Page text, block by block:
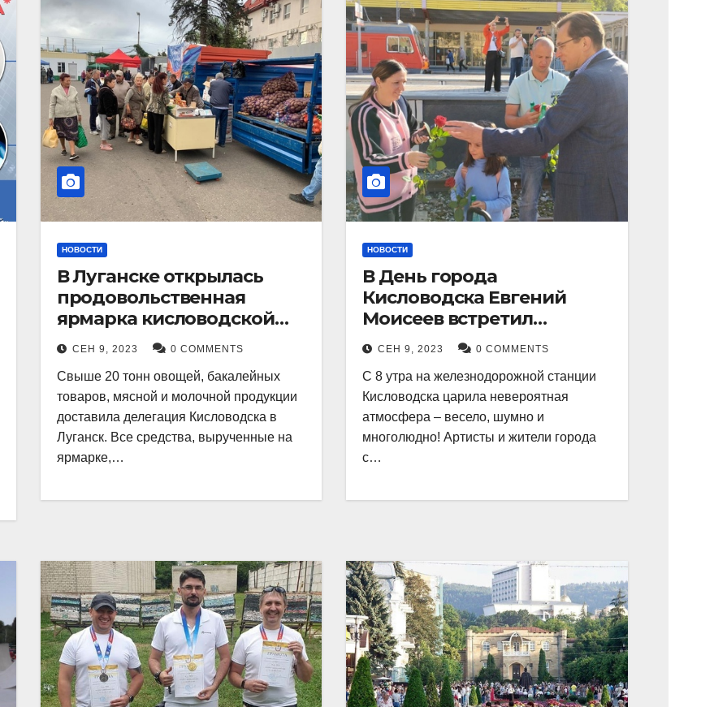
НОВОСТИ
В Луганске открылась
продовольственная
ярмарка кисловодской
продукции.
СЕН 9, 2023 0 COMMENTS
Свыше 20 тонн овощей, бакалейных
товаров, мясной и молочной продукции
доставила делегация Кисловодска в
Луганск. Все средства, вырученные на
ярмарке,…
НОВОСТИ
В День города
Кисловодска Евгений
Моисеев встретил
прибывший поезд с
туристами.
СЕН 9, 2023 0 COMMENTS
С 8 утра на железнодорожной станции
Кисловодска царила невероятная
атмосфера – весело, шумно и
многолюдно! Артисты и жители города
с…